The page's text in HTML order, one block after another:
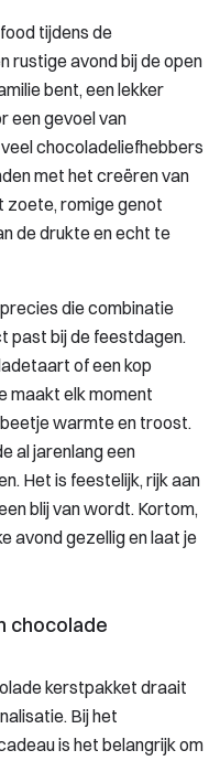
tijdens de
rustige avond bij de open
bent, een lekker
een gevoel van
chocoladeliefhebbers
met het creëren van
zoete, romige genot
de drukte en echt te
die combinatie
past bij de feestdagen.
of een kop
maakt elk moment
warmte en troost.
al jarenlang een
Het is feestelijk, rijk aan
blij van wordt. Kortom,
avond gezellig en laat je
chocolade
kerstpakket draait
Bij het
is het belangrijk om